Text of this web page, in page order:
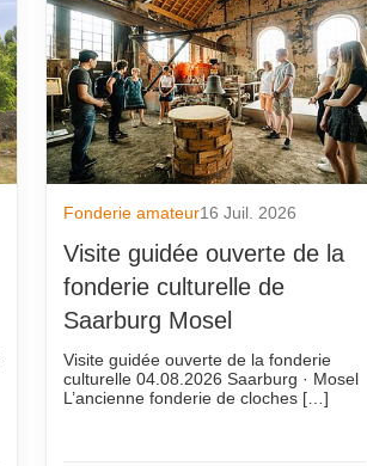
Fonderie amateur16 Juil. 2026
Visite guidée ouverte de la
fonderie culturelle de
Saarburg Mosel
Visite guidée ouverte de la fonderie
culturelle 04.08.2026 Saarburg · Mosel
L’ancienne fonderie de cloches […]